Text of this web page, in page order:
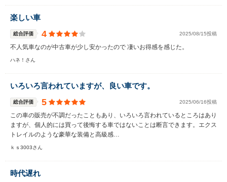
楽しい車
総合評価 4 2025/08/15投稿
不人気車なのが中古車が少し安かったので 凄いお得感を感じた。
ハネ！さん
いろいろ言われていますが、良い車です。
総合評価 5 2025/06/16投稿
この車の販売が不調だったこともあり、いろいろ言われているところはあり
ますが、個人的には買って後悔する車ではないことは断言できます。エクス
トレイルのような豪華な装備と高級感…
ｋｓ3003さん
時代遅れ